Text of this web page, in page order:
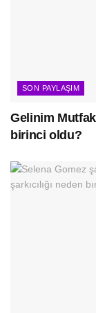
SON PAYLAŞIM
Gelinim
birinci oldu?